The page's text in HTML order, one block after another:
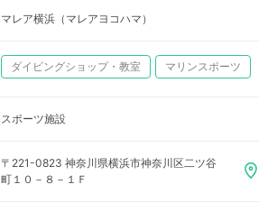
マレア横浜（マレアヨコハマ）
ダイビングショップ・教室 マリンスポーツ
スポーツ施設
〒221-0823 神奈川県横浜市神奈川区二ツ谷
町１０－８－１Ｆ